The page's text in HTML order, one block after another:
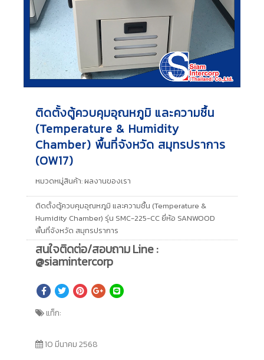
ติดตั้งตู้ควบคุมอุณหภูมิ และความชื้น
(Temperature & Humidity
Chamber) พื้นที่จังหวัด สมุทรปราการ
(OW17)
หมวดหมู่สินค้า: ผลงานของเรา
ติดตั้งตู้ควบคุมอุณหภูมิ และความชื้น (Temperature &
Humidity Chamber) รุ่น SMC-225-CC ยี่ห้อ SANWOOD
พื้นที่จังหวัด สมุทรปราการ
สนใจติดต่อ/สอบถาม Line :
@siamintercorp
แท็ก:
10 มีนาคม 2568